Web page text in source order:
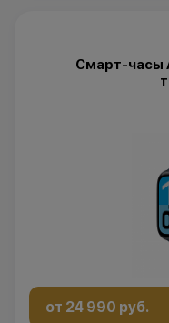
Смарт-часы
от 24 990 руб.